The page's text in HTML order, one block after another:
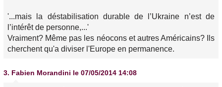
'...mais la déstabilisation durable de l’Ukraine n’est de
l’intérêt de personne,...'
Vraiment? Même pas les néocons et autres Américains? Ils
cherchent qu'a diviser l'Europe en permanence.
3. Fabien Morandini le 07/05/2014 14:08